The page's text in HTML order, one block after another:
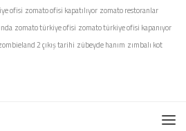
ofisi zomato ofisi kapatılıyor zomato restoranlar
zomato türkiye ofisi zomato türkiye ofisi kapanıyor
2 çıkış tarihi zübeyde hanım zımbalı kot